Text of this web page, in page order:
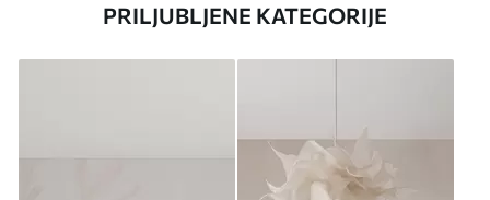
PRILJUBLJENE KATEGORIJE